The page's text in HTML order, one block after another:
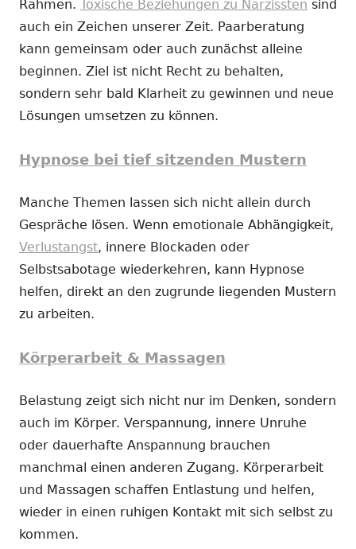
Rahmen. Toxische Beziehungen zu Narzissten sind
auch ein Zeichen unserer Zeit. Paarberatung
kann gemeinsam oder auch zunächst alleine
beginnen. Ziel ist nicht Recht zu behalten,
sondern sehr bald Klarheit zu gewinnen und neue
Lösungen umsetzen zu können.
Hypnose bei tief sitzenden Mustern
Manche Themen lassen sich nicht allein durch
Gespräche lösen. Wenn emotionale Abhängigkeit,
Verlustangst, innere Blockaden oder
Selbstsabotage wiederkehren, kann Hypnose
helfen, direkt an den zugrunde liegenden Mustern
zu arbeiten.
Körperarbeit & Massagen
Belastung zeigt sich nicht nur im Denken, sondern
auch im Körper. Verspannung, innere Unruhe
oder dauerhafte Anspannung brauchen
manchmal einen anderen Zugang. Körperarbeit
und Massagen schaffen Entlastung und helfen,
wieder in einen ruhigen Kontakt mit sich selbst zu
kommen.